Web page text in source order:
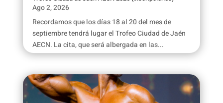
Ago 2, 2026
Recordamos que los días 18 al 20 del mes de
septiembre tendrá lugar el Trofeo Ciudad de Jaén
AECN. La cita, que será albergada en las...